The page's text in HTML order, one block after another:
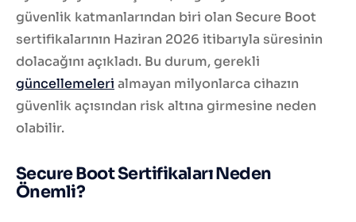
güvenlik katmanlarından biri olan Secure Boot
sertifikalarının Haziran 2026 itibarıyla süresinin
dolacağını açıkladı. Bu durum, gerekli
güncellemeleri almayan milyonlarca cihazın
güvenlik açısından risk altına girmesine neden
olabilir.
Secure Boot Sertifikaları Neden
Önemli?